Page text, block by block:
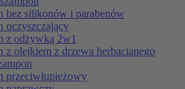
bez silikonów i parabenów
oczyszczający
z odżywką 2w1
z olejkiem z drzewa herbacianego
przeciwłupieżowy